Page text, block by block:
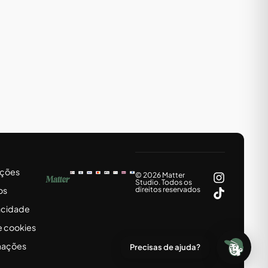
cookies
© 2026 Matter
Studio. Todos os
direitos reservados
Precisas de ajuda?